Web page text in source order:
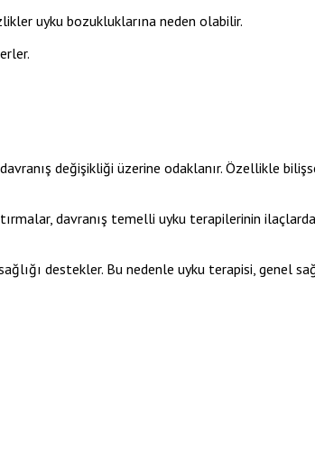
uyku bozukluklarına neden olabilir.
değişikliği üzerine odaklanır. Özellikle
davranış temelli uyku terapilerinin
destekler. Bu nedenle uyku terapisi, genel